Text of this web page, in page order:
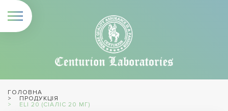
ГОЛОВНА
ПРОДУКЦІЯ
ELI 20 (СІАЛІС 20 МГ)